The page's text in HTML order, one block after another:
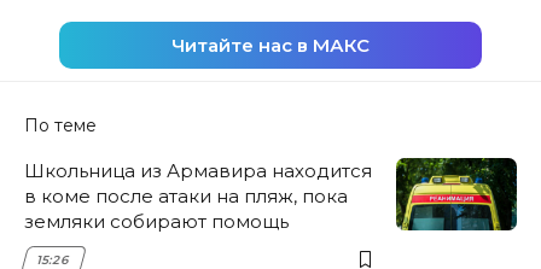
Читайте нас в МАКС
По теме
Школьница из Армавира находится
в коме после атаки на пляж, пока
земляки собирают помощь
15:26